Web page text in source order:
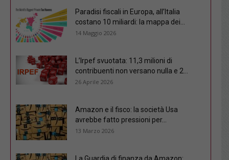
Paradisi fiscali in Europa, all’Italia
costano 10 miliardi: la mappa dei...
14 Maggio 2026
L’Irpef svuotata: 11,3 milioni di
contribuenti non versano nulla e 2...
26 Aprile 2026
Amazon e il fisco: la società Usa
avrebbe fatto pressioni per...
13 Marzo 2026